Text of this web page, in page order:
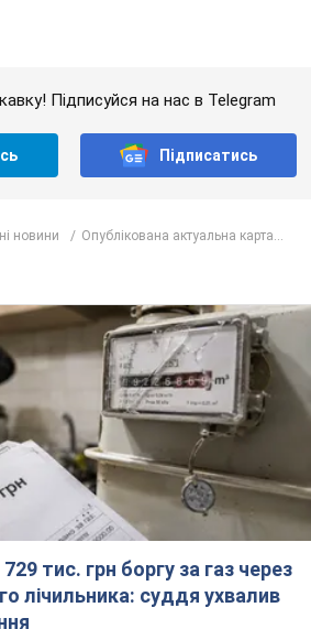
Підписуйся на нас в Telegram
Підписатись
новини Опублікована актуальна карта...
тис. грн боргу за газ через
лічильника: суддя ухвалив